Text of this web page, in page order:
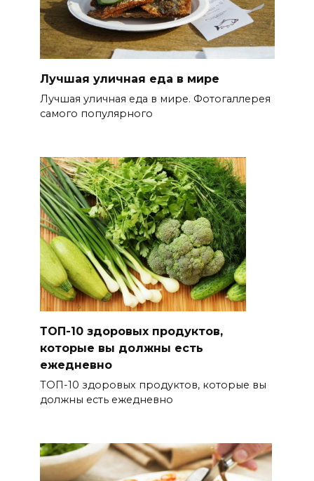
Лучшая уличная еда в мире
Лучшая уличная еда в мире. Фотогаллерея
самого популярного
ТОП-10 здоровых продуктов,
которые вы должны есть
ежедневно
ТОП-10 здоровых продуктов, которые вы
должны есть ежедневно